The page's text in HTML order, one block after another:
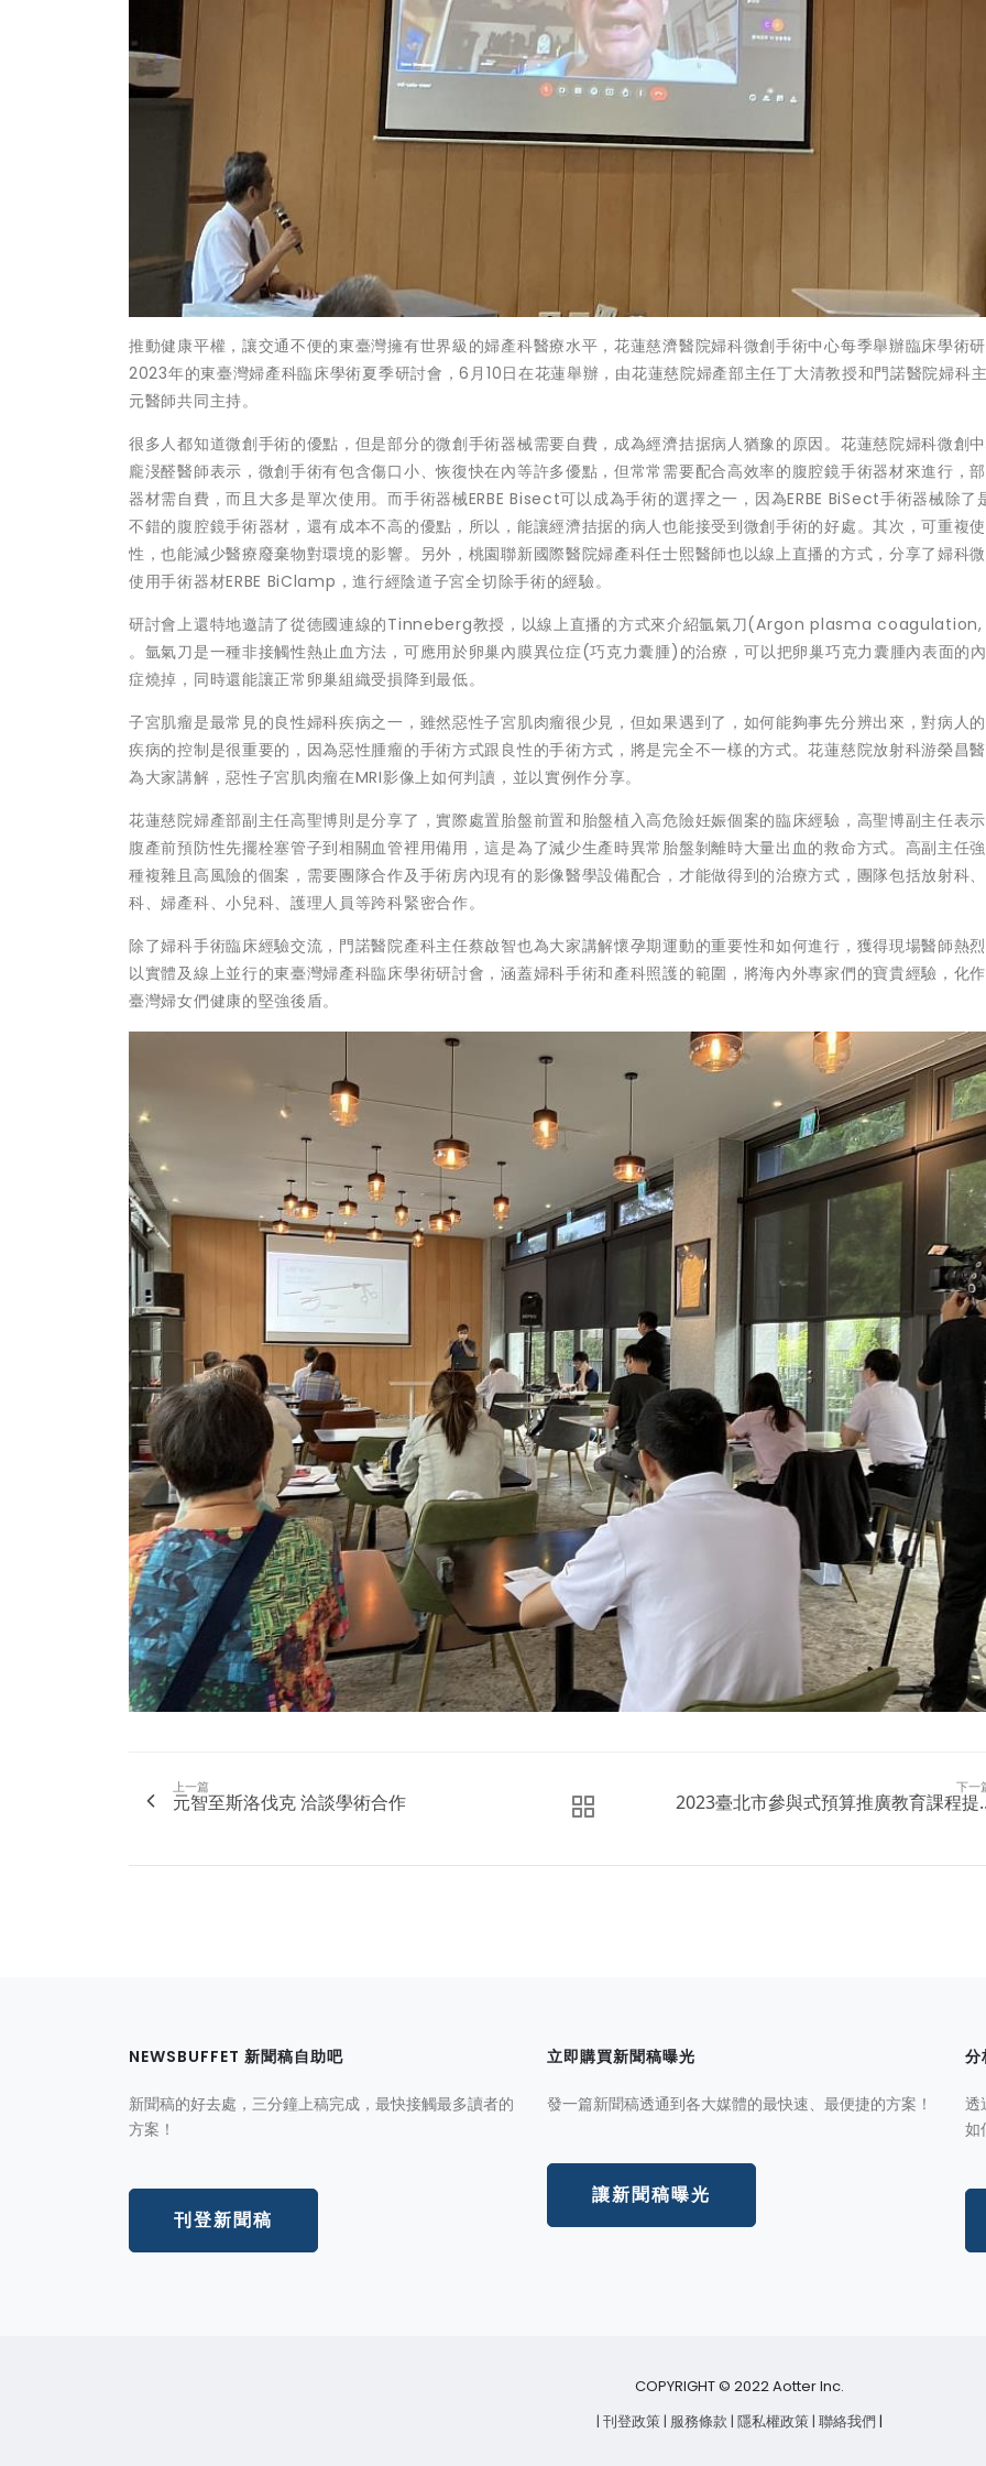
推動健康平權，讓交通不便的東臺灣擁有世界級的婦產科醫療水平，花蓮慈濟醫院婦科微創手術中心每季舉辦臨床學術
2023年的東臺灣婦產科臨床學術夏季研討會，6月10日在花蓮舉辦，由花蓮慈院婦產部主任丁大清教授和門諾醫院婦科
元醫師共同主持。
很多人都知道微創手術的優點，但是部分的微創手術器械需要自費，成為經濟拮据病人猶豫的原因。花蓮慈院婦科微創
龐渂醛醫師表示，微創手術有包含傷口小、恢復快在內等許多優點，但常常需要配合高效率的腹腔鏡手術器材來進行，
器材需自費，而且大多是單次使用。而手術器械ERBE Bisect可以成為手術的選擇之一，因為ERBE BiSect手術器械除了
不錯的腹腔鏡手術器材，還有成本不高的優點，所以，能讓經濟拮据的病人也能接受到微創手術的好處。其次，可重複
性，也能減少醫療廢棄物對環境的影響。另外，桃園聯新國際醫院婦產科任士熙醫師也以線上直播的方式，分享了婦科
使用手術器材ERBE BiClamp，進行經陰道子宮全切除手術的經驗。
研討會上還特地邀請了從德國連線的Tinneberg教授，以線上直播的方式來介紹氩氣刀(Argon plasma
。氩氣刀是一種非接觸性熱止血方法，可應用於卵巢內膜異位症(巧克力囊腫)的治療，可以把卵巢巧克力囊腫內表面的
症燒掉，同時還能讓正常卵巢組織受損降到最低。
子宮肌瘤是最常見的良性婦科疾病之一，雖然惡性子宮肌肉瘤很少見，但如果遇到了，如何能夠事先分辨出來，對病人
疾病的控制是很重要的，因為惡性腫瘤的手術方式跟良性的手術方式，將是完全不一樣的方式。花蓮慈院放射科游榮昌
為大家講解，惡性子宮肌肉瘤在MRI影像上如何判讀，並以實例作分享。
花蓮慈院婦產部副主任高聖博則是分享了，實際處置胎盤前置和胎盤植入高危險妊娠個案的臨床經驗，高聖博副主任表
腹產前預防性先擺栓塞管子到相關血管裡用備用，這是為了減少生產時異常胎盤剝離時大量出血的救命方式。高副主任
種複雜且高風險的個案，需要團隊合作及手術房內現有的影像醫學設備配合，才能做得到的治療方式，團隊包括放射科
科、婦產科、小兒科、護理人員等跨科緊密合作。
除了婦科手術臨床經驗交流，門諾醫院產科主任蔡啟智也為大家講解懷孕期運動的重要性和如何進行，獲得現場醫師熱
以實體及線上並行的東臺灣婦產科臨床學術研討會，涵蓋婦科手術和產科照護的範圍，將海內外專家們的寶貴經驗，化
臺灣婦女們健康的堅強後盾。
上一篇
元智至斯洛伐克 洽談學術合作
下一
2023臺北市參與式預算推廣教育課程提
NEWSBUFFET 新聞稿自助吧
新聞稿的好去處，三分鐘上稿完成，最快接觸最多讀者的
方案！
刊登新聞稿
立即購買新聞稿曝光
發一篇新聞稿透通到各大媒體的最快速、最便捷的方案！
讓新聞稿曝光
分
透
如
COPYRIGHT © 2022 Aotter Inc.
| 刊登政策| 服務條款 | 隱私權政策| 聯絡我們 |